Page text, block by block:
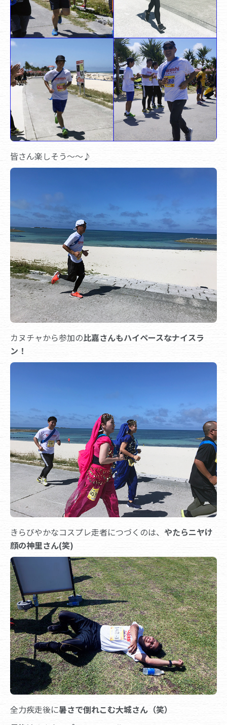
皆さん楽しそう～～♪
カヌチャから参加の比嘉さんもハイペースなナイスラ
ン！
きらびやかなコスプレ走者につづくのは、 やたらニヤけ
顔の神里さん(笑)
全力疾走後に暑さで倒れこむ大城さん（笑）